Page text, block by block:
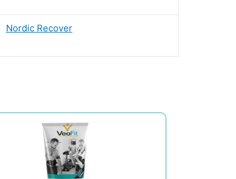
Nordic Recover